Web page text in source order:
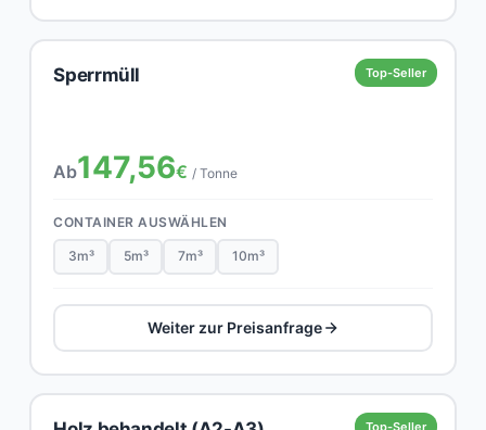
Top-Seller
Sperrmüll
Ab147,56€ / Tonne
CONTAINER AUSWÄHLEN
3m³ 5m³ 7m³ 10m³
Weiter zur Preisanfrage
Top-Seller